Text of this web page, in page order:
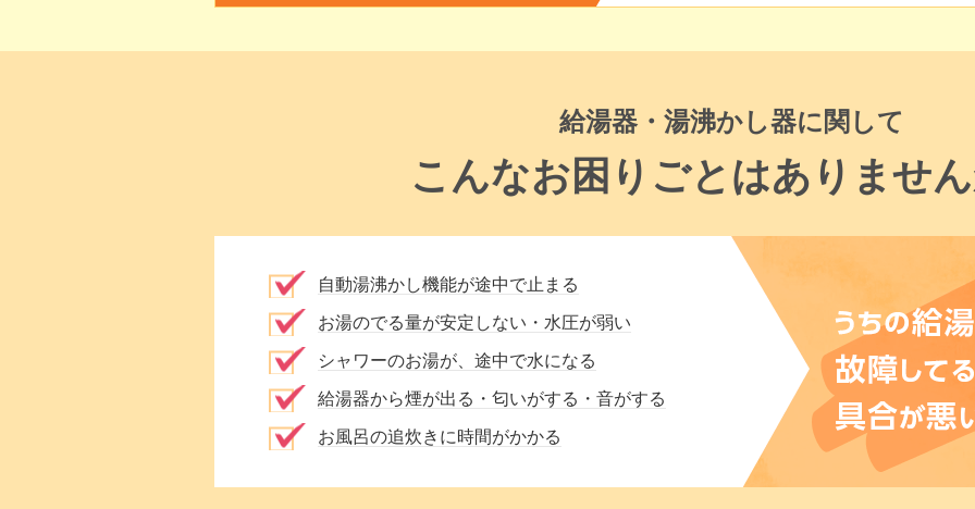
給湯器・湯沸かし器に関して
こんなお困りごとはありませ
自動湯沸かし機能が途中で止まる
お湯のでる量が安定しない・水圧が弱い
シャワーのお湯が、途中で水になる
給湯器から煙が出る・匂いがする・音がする
お風呂の追炊きに時間がかかる